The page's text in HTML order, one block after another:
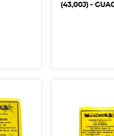
(43,00J) -